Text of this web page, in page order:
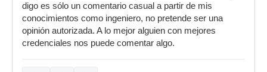
digo es sólo un comentario casual a partir de mis
conocimientos como ingeniero, no pretende ser una
opinión autorizada. A lo mejor alguien con mejores
credenciales nos puede comentar algo.